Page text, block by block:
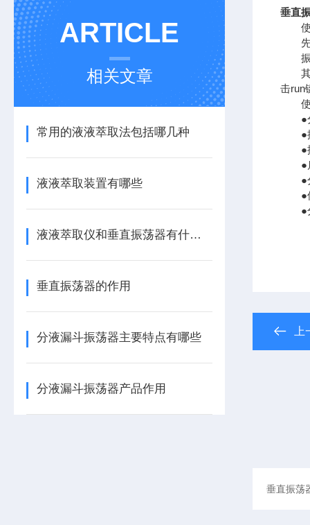
ARTICLE
相关文章
常用的液液萃取法包括哪几种
液液萃取装置有哪些
液液萃取仪和垂直振荡器有什么区别
垂直振荡器的作用
分液漏斗振荡器主要特点有哪些
分液漏斗振荡器产品作用
垂直
使用
先根
振荡
其次
击run
使
●分
●振
●振
●启
●分
●使
●分